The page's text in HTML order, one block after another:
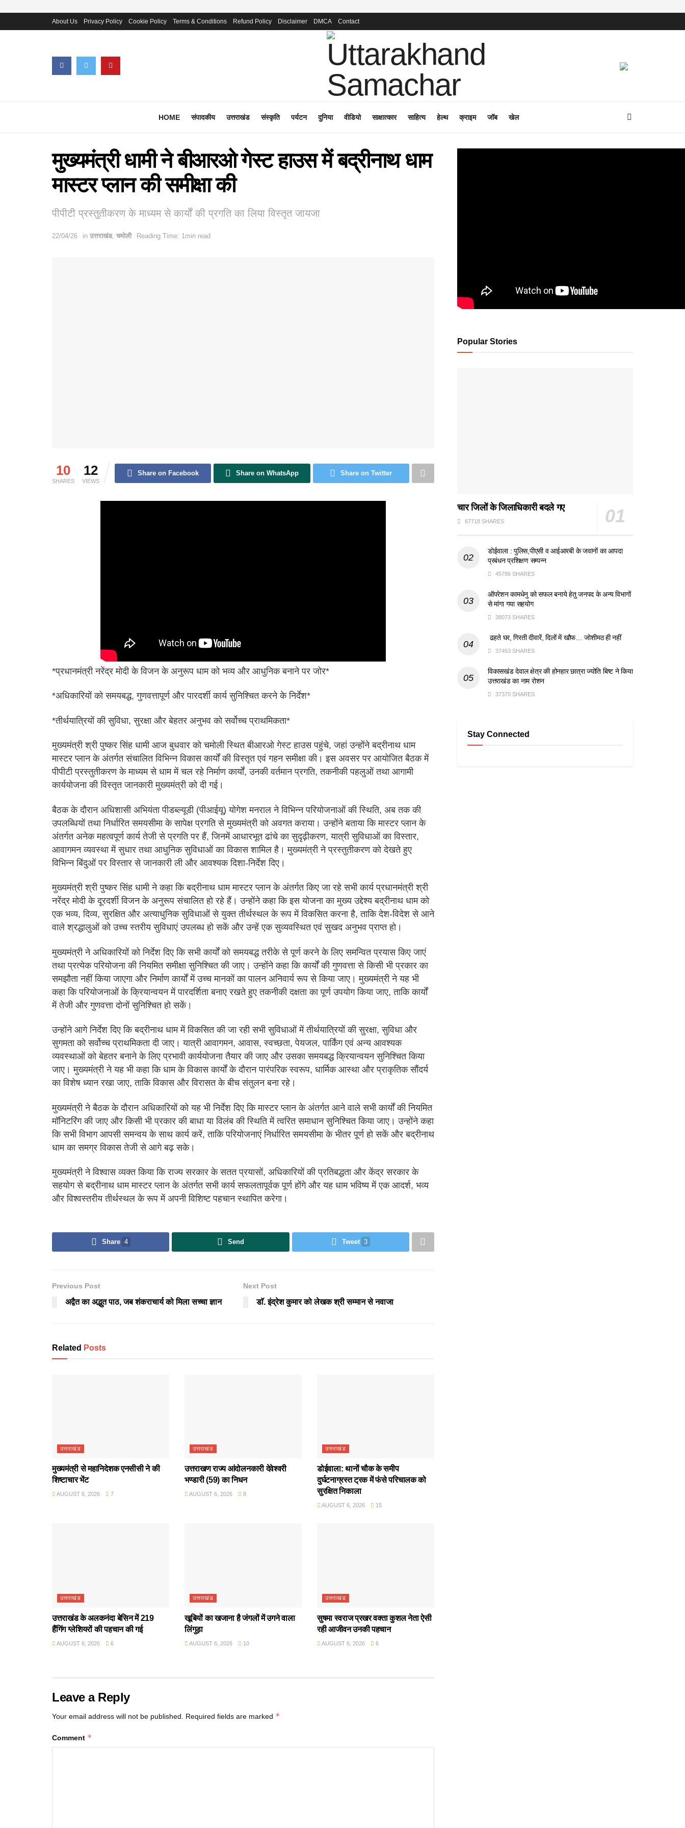
About Us Privacy Policy Cookie Policy Terms & Conditions Refund Policy Disclaimer DMCA Contact
HOME संपादकीय उत्तराखंड संस्कृति पर्यटन दुनिया वीडियो साक्षात्कार साहित्य हेल्थ क्राइम जॉब खेल
मुख्यमंत्री धामी ने बीआरओ गेस्ट हाउस में बद्रीनाथ धाम
मास्टर प्लान की समीक्षा की
पीपीटी प्रस्तुतीकरण के माध्यम से कार्यों की प्रगति का लिया विस्तृत जायजा
22/04/26 in उत्तराखंड, चमोली Reading Time: 1min read
10
SHARES
12
VIEWS
Share on Facebook Share on WhatsApp Share on Twitter
*प्रधानमंत्री नरेंद्र मोदी के विजन के अनुरूप धाम को भव्य और आधुनिक बनाने पर जोर*
*अधिकारियों को समयबद्ध, गुणवत्तापूर्ण और पारदर्शी कार्य सुनिश्चित करने के निर्देश*
*तीर्थयात्रियों की सुविधा, सुरक्षा और बेहतर अनुभव को सर्वोच्च प्राथमिकता*
मुख्यमंत्री श्री पुष्कर सिंह धामी आज बुधवार को चमोली स्थित बीआरओ गेस्ट हाउस पहुंचे, जहां उन्होंने बद्रीनाथ धाम
मास्टर प्लान के अंतर्गत संचालित विभिन्न विकास कार्यों की विस्तृत एवं गहन समीक्षा की। इस अवसर पर आयोजित बैठक में
पीपीटी प्रस्तुतीकरण के माध्यम से धाम में चल रहे निर्माण कार्यों, उनकी वर्तमान प्रगति, तकनीकी पहलुओं तथा आगामी
कार्ययोजना की विस्तृत जानकारी मुख्यमंत्री को दी गई।
बैठक के दौरान अधिशासी अभियंता पीडब्ल्यूडी (पीआईयू) योगेश मनराल ने विभिन्न परियोजनाओं की स्थिति, अब तक की
उपलब्धियों तथा निर्धारित समयसीमा के सापेक्ष प्रगति से मुख्यमंत्री को अवगत कराया। उन्होंने बताया कि मास्टर प्लान के
अंतर्गत अनेक महत्वपूर्ण कार्य तेजी से प्रगति पर हैं, जिनमें आधारभूत ढांचे का सुदृढ़ीकरण, यात्री सुविधाओं का विस्तार,
आवागमन व्यवस्था में सुधार तथा आधुनिक सुविधाओं का विकास शामिल है। मुख्यमंत्री ने प्रस्तुतीकरण को देखते हुए
विभिन्न बिंदुओं पर विस्तार से जानकारी ली और आवश्यक दिशा-निर्देश दिए।
मुख्यमंत्री श्री पुष्कर सिंह धामी ने कहा कि बद्रीनाथ धाम मास्टर प्लान के अंतर्गत किए जा रहे सभी कार्य प्रधानमंत्री श्री
नरेंद्र मोदी के दूरदर्शी विजन के अनुरूप संचालित हो रहे हैं। उन्होंने कहा कि इस योजना का मुख्य उद्देश्य बद्रीनाथ धाम को
एक भव्य, दिव्य, सुरक्षित और अत्याधुनिक सुविधाओं से युक्त तीर्थस्थल के रूप में विकसित करना है, ताकि देश-विदेश से आने
वाले श्रद्धालुओं को उच्च स्तरीय सुविधाएं उपलब्ध हो सकें और उन्हें एक सुव्यवस्थित एवं सुखद अनुभव प्राप्त हो।
मुख्यमंत्री ने अधिकारियों को निर्देश दिए कि सभी कार्यों को समयबद्ध तरीके से पूर्ण करने के लिए समन्वित प्रयास किए जाएं
तथा प्रत्येक परियोजना की नियमित समीक्षा सुनिश्चित की जाए। उन्होंने कहा कि कार्यों की गुणवत्ता से किसी भी प्रकार का
समझौता नहीं किया जाएगा और निर्माण कार्यों में उच्च मानकों का पालन अनिवार्य रूप से किया जाए। मुख्यमंत्री ने यह भी
कहा कि परियोजनाओं के क्रियान्वयन में पारदर्शिता बनाए रखते हुए तकनीकी दक्षता का पूर्ण उपयोग किया जाए, ताकि कार्यों
में तेजी और गुणवत्ता दोनों सुनिश्चित हो सकें।
उन्होंने आगे निर्देश दिए कि बद्रीनाथ धाम में विकसित की जा रही सभी सुविधाओं में तीर्थयात्रियों की सुरक्षा, सुविधा और
सुगमता को सर्वोच्च प्राथमिकता दी जाए। यात्री आवागमन, आवास, स्वच्छता, पेयजल, पार्किंग एवं अन्य आवश्यक
व्यवस्थाओं को बेहतर बनाने के लिए प्रभावी कार्ययोजना तैयार की जाए और उसका समयबद्ध क्रियान्वयन सुनिश्चित किया
जाए। मुख्यमंत्री ने यह भी कहा कि धाम के विकास कार्यों के दौरान पारंपरिक स्वरूप, धार्मिक आस्था और प्राकृतिक सौंदर्य
का विशेष ध्यान रखा जाए, ताकि विकास और विरासत के बीच संतुलन बना रहे।
मुख्यमंत्री ने बैठक के दौरान अधिकारियों को यह भी निर्देश दिए कि मास्टर प्लान के अंतर्गत आने वाले सभी कार्यों की नियमित
मॉनिटरिंग की जाए और किसी भी प्रकार की बाधा या विलंब की स्थिति में त्वरित समाधान सुनिश्चित किया जाए। उन्होंने कहा
कि सभी विभाग आपसी समन्वय के साथ कार्य करें, ताकि परियोजनाएं निर्धारित समयसीमा के भीतर पूर्ण हो सकें और बद्रीनाथ
धाम का समग्र विकास तेजी से आगे बढ़ सके।
मुख्यमंत्री ने विश्वास व्यक्त किया कि राज्य सरकार के सतत प्रयासों, अधिकारियों की प्रतिबद्धता और केंद्र सरकार के
सहयोग से बद्रीनाथ धाम मास्टर प्लान के अंतर्गत सभी कार्य सफलतापूर्वक पूर्ण होंगे और यह धाम भविष्य में एक आदर्श, भव्य
और विश्वस्तरीय तीर्थस्थल के रूप में अपनी विशिष्ट पहचान स्थापित करेगा।
Share 4 Send Tweet 3
Previous Post
अद्वैत का अद्भुत पाठ, जब शंकराचार्य को मिला सच्चा ज्ञान
Next Post
डाॅ. इंद्रेश कुमार को लेखक श्री सम्मान से नवाजा
Related Posts
उत्तराखंड
मुख्यमंत्री से महानिदेशक एनसीसी ने की
शिष्टाचार भेंट
AUGUST 6, 2026 7
उत्तराखंड
उत्तराखण राज्य आंदोलनकारी देवेश्वरी
भण्डारी (59) का निधन
AUGUST 6, 2026 8
उत्तराखंड
डोईवाला: थानों चौक के समीप
दुर्घटनाग्रस्त ट्रक में फंसे परिचालक को
सुरक्षित निकाला
AUGUST 6, 2026 15
उत्तराखंड
उत्तराखंड के अलकनंदा बेसिन में 219
हैंगिंग ग्लेशियरों की पहचान की गई
AUGUST 6, 2026 6
उत्तराखंड
खूबियों का खजाना है जंगलों में उगने वाला
लिंगुड़ा
AUGUST 6, 2026 10
उत्तराखंड
सुषमा स्वराज प्रखर वक्ता कुशल नेता ऐसी
रही आजीवन उनकी पहचान
AUGUST 6, 2026 6
Leave a Reply
Your email address will not be published. Required fields are marked *
Comment *
Popular Stories
चार जिलों के जिलाधिकारी बदले गए
67718 SHARES
डोईवाला : पुलिस,पीएसी व आईआरबी के जवानों का आपदा
प्रबंधन प्रशिक्षण सम्पन्न
45786 SHARES
ऑपरेशन कामधेनु को सफल बनाये हेतु जनपद के अन्य विभागों
से मांगा गया सहयोग
38073 SHARES
ढहते घर, गिरती दीवारें, दिलों में खौफ… जोशीमठ ही नहीं
37453 SHARES
विकासखंड देवाल क्षेत्र की होनहार छात्रा ज्योति बिष्ट ने किया
उत्तराखंड का नाम रोशन
37370 SHARES
Stay Connected